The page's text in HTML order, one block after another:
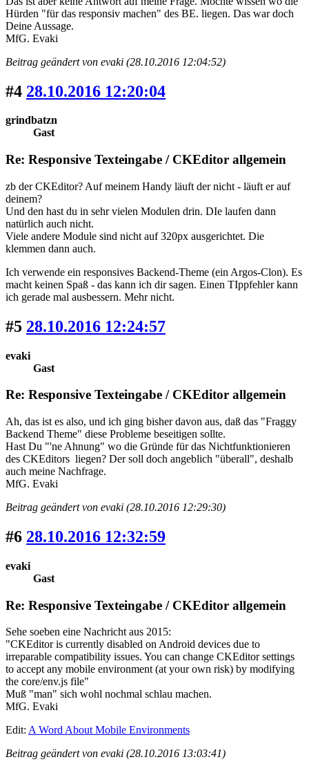
Hürden "für das responsiv machen" des BE. liegen. Das war doch
Deine Aussage.
MfG. Evaki
Beitrag geändert von evaki (28.10.2016 12:04:52)
#4 28.10.2016 12:20:04
grindbatzn
Gast
Re: Responsive Texteingabe / CKEditor allgemein
zb der CKEditor? Auf meinem Handy läuft der nicht - läuft er auf
deinem?
Und den hast du in sehr vielen Modulen drin. DIe laufen dann
natürlich auch nicht.
Viele andere Module sind nicht auf 320px ausgerichtet. Die
klemmen dann auch.
Ich verwende ein responsives Backend-Theme (ein Argos-Clon). Es
macht keinen Spaß - das kann ich dir sagen. Einen TIppfehler kann
ich gerade mal ausbessern. Mehr nicht.
#5 28.10.2016 12:24:57
evaki
Gast
Re: Responsive Texteingabe / CKEditor allgemein
Ah, das ist es also, und ich ging bisher davon aus, daß das "Fraggy
Backend Theme" diese Probleme beseitigen sollte.
Hast Du "'ne Ahnung" wo die Gründe für das Nichtfunktionieren
des CKEditors liegen? Der soll doch angeblich "überall", deshalb
auch meine Nachfrage.
MfG. Evaki
Beitrag geändert von evaki (28.10.2016 12:29:30)
#6 28.10.2016 12:32:59
evaki
Gast
Re: Responsive Texteingabe / CKEditor allgemein
Sehe soeben eine Nachricht aus 2015:
"CKEditor is currently disabled on Android devices due to
irreparable compatibility issues. You can change CKEditor settings
to accept any mobile environment (at your own risk) by modifying
the core/env.js file"
Muß "man" sich wohl nochmal schlau machen.
MfG. Evaki
Edit: A Word About Mobile Environments
Beitrag geändert von evaki (28.10.2016 13:03:41)